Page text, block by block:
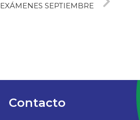
EXÁMENES SEPTIEMBRE
Contacto